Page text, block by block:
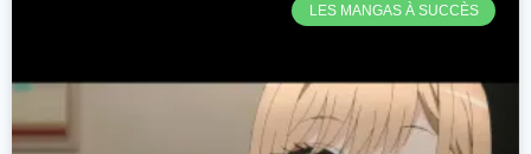
LES MANGAS À SUCCÈS